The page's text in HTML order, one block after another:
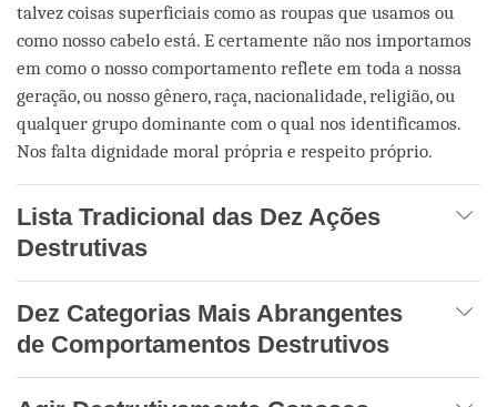
talvez coisas superficiais como as roupas que usamos ou
como nosso cabelo está. E certamente não nos importamos
em como o nosso comportamento reflete em toda a nossa
geração, ou nosso gênero, raça, nacionalidade, religião, ou
qualquer grupo dominante com o qual nos identificamos.
Nos falta dignidade moral própria e respeito próprio.
Lista Tradicional das Dez Ações
Destrutivas
Dez Categorias Mais Abrangentes
de Comportamentos Destrutivos